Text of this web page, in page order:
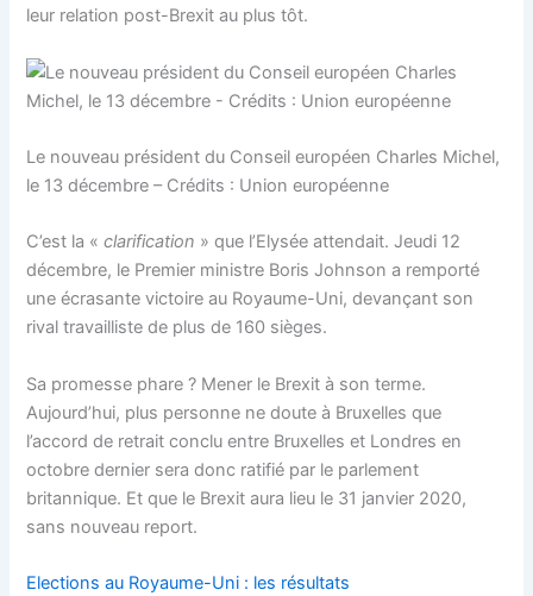
leur relation post-Brexit au plus tôt.
Le nouveau président du Conseil européen Charles Michel,
le 13 décembre – Crédits : Union européenne
C’est la «clarification » que l’Elysée attendait. Jeudi 12
décembre, le Premier ministre Boris Johnson a remporté
une écrasante victoire au Royaume-Uni, devançant son
rival travailliste de plus de 160 sièges.
Sa promesse phare ? Mener le Brexit à son terme.
Aujourd’hui, plus personne ne doute à Bruxelles que
l’accord de retrait conclu entre Bruxelles et Londres en
octobre dernier sera donc ratifié par le parlement
britannique. Et que le Brexit aura lieu le 31 janvier 2020,
sans nouveau report.
Elections au Royaume-Uni : les résultats